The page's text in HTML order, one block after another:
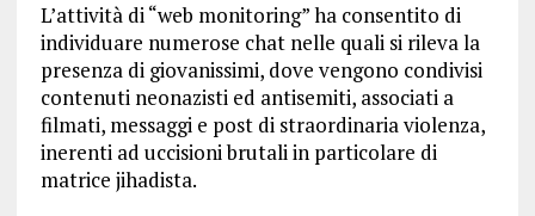
L’attività di “web monitoring” ha consentito di
individuare numerose chat nelle quali si rileva la
presenza di giovanissimi, dove vengono condivisi
contenuti neonazisti ed antisemiti, associati a
filmati, messaggi e post di straordinaria violenza,
inerenti ad uccisioni brutali in particolare di
matrice jihadista.